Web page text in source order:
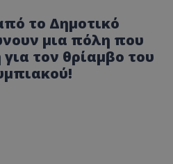
το Δημοτικό
μια πόλη που
τον θρίαμβο του